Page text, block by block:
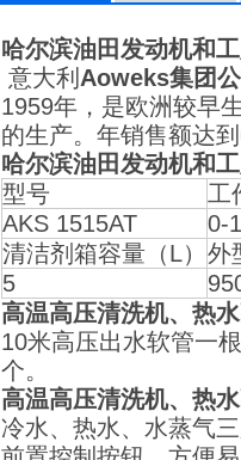
哈尔滨油田发动机和
意大利 Aoweks集团
1959年，是欧洲较早
的生产。年销售额达到
哈尔滨油田发动机和
型号
工
AKS 1515AT
0-
清洁剂箱容量（L） 外
5
高温高压清洗机、热
10米高压出水软管一
个。
高温高压清洗机、热
冷水、热水、水蒸气